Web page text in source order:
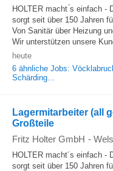
HOLTER macht ́s einfach -
sorgt seit über 150 Jahren
Von Sanitär über Heizung
Wir unterstützen unsere
heute
6 ähnliche Jobs:
Schärding...
Lagermitarbeiter (all
Großteile
Fritz Holter GmbH - Wels
HOLTER macht´s einfach -
sorgt seit über 150 Jahren